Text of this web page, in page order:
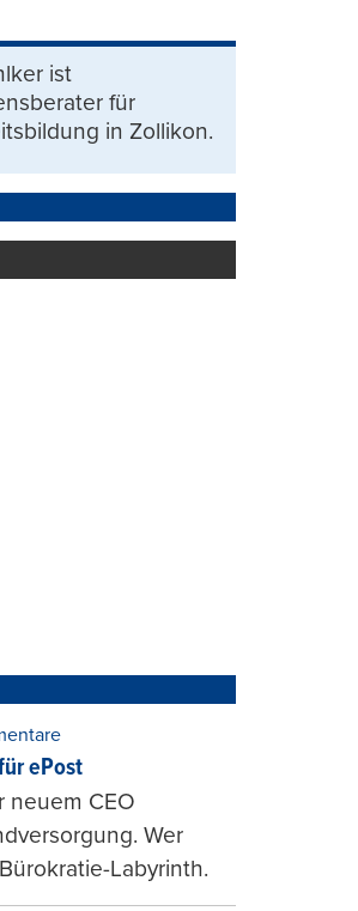
ist
für
in Zollikon.
ePost
neuem CEO
Wer
Labyrinth.